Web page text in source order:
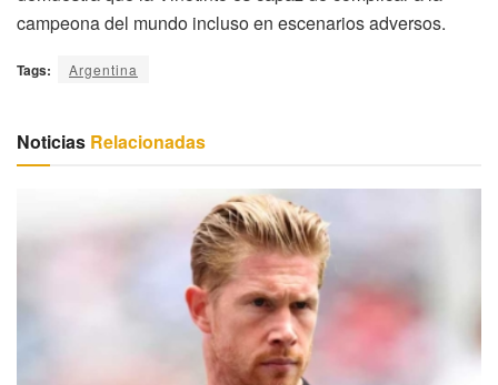
campeona del mundo incluso en escenarios adversos.
Tags: Argentina
Noticias Relacionadas